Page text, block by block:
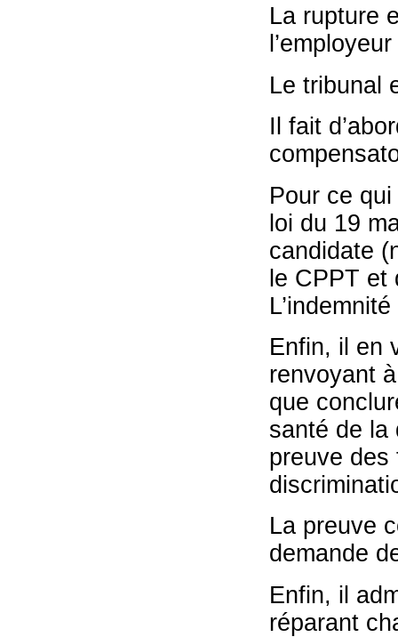
La rupture
Le tribunal
Il fait
Pour ce
loi du 19
candidate
le CPPT et
Enfin, il en
renvoyant
que
santé de la
preuve des
La preuve
demande
Enfin, il
réparant